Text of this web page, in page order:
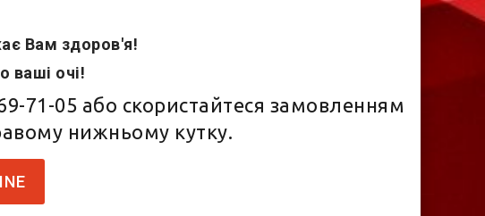
Вам здоров'я!
ваші очі!
71-05 або скористайтеся замовленням
нижньому кутку.